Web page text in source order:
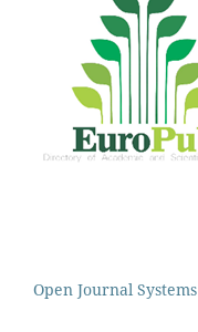
Open Journal Systems